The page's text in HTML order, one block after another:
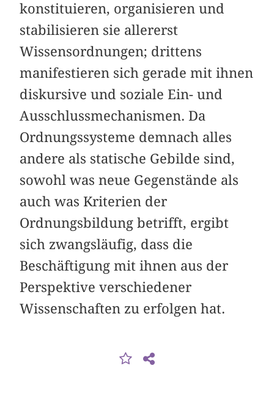
konstituieren, organisieren und
stabilisieren sie allererst
Wissensordnungen; drittens
manifestieren sich gerade mit ihnen
diskursive und soziale Ein- und
Ausschlussmechanismen. Da
Ordnungssysteme demnach alles
andere als statische Gebilde sind,
sowohl was neue Gegenstände als
auch was Kriterien der
Ordnungsbildung betrifft, ergibt
sich zwangsläufig, dass die
Beschäftigung mit ihnen aus der
Perspektive verschiedener
Wissenschaften zu erfolgen hat.